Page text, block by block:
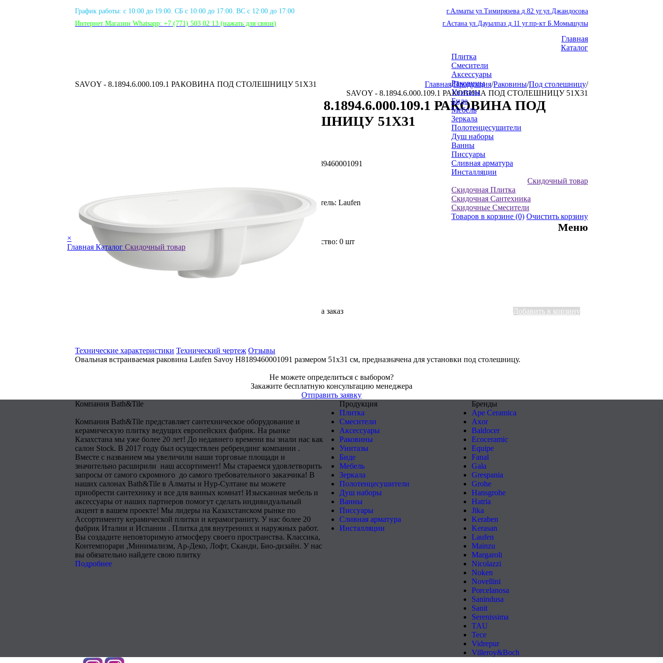
График работы: с 10:00 до 19:00. СБ с 10:00 до 17:00. ВС с 12:00 до 17:00
Интернет Магазин Whatsapp: +7 (771) 503 02 13 (нажать для связи)
г.Алматы ул.Тимирязева д.82 уг.ул.Джандосова
г.Астана ул.Дауылпаз д.11 уг.пр-кт Б.Момышулы
Главная
Каталог
Плитка
Смесители
Аксессуары
Раковины
Унитазы
Биде
Мебель
Зеркала
Полотенцесушители
Душ наборы
Ванны
Писсуары
Сливная арматура
Инсталляции
Скидочный товар
Скидочная Плитка
Скидочная Сантехника
Скидочные Смесители
Товаров в корзине (0) Очистить корзину
Меню
×
Главная Каталог Скидочный товар
SAVOY - 8.1894.6.000.109.1 РАКОВИНА ПОД СТОЛЕШНИЦУ 51X31 Главная/Продукция/Раковины/Под столешницу/
SAVOY - 8.1894.6.000.109.1 РАКОВИНА ПОД СТОЛЕШНИЦУ 51X31
SAVOY - 8.1894.6.000.109.1 РАКОВИНА ПОД
СТОЛЕШНИЦУ 51X31
Артикул: LFN_8189460001091
Фирма производитель: Laufen
Доступное количество: 0 шт
На заказ Добавить в корзину
Технические характеристики Технический чертеж Отзывы
Овальная встраиваемая раковина Laufen Savoy H8189460001091 размером 51x31 см, предназначена для установки под столешницу.
Не можете определиться с выбором?
Закажите бесплатную консультацию менеджера
Отправить заявку
Компания Bath&Tile
Компания Bath&Tile представляет сантехническое оборудование и
керамическую плитку ведущих европейских фабрик. На рынке
Казахстана мы уже более 20 лет! До недавнего времени вы знали нас как
салон Stock. В 2017 году был осуществлен ребрендинг компании .
Вместе с названием мы увеличили наши торговые площади и
значительно расширили наш ассортимент! Мы стараемся удовлетворить
запросы от самого скромного до самого требовательного заказчика! В
наших салонах Bath&Tile в Алматы и Нур-Султане вы можете
приобрести сантехнику и все для ванных комнат! Изысканная мебель и
аксессуары от наших партнеров помогут сделать индивидуальный
акцент в вашем проекте! Мы лидеры на Казахстанском рынке по
Ассортименту керамической плитки и керамограниту. У нас более 20
фабрик Италии и Испании . Плитка для внутренних и наружных работ.
Вы создадите неповторимую атмосферу своего пространства. Классика,
Контемпорари ,Минимализм, Ар-Деко, Лофт, Сканди, Био-дизайн. У нас
вы обязательно найдете свою плитку
Подробнее
Продукция
Плитка
Смесители
Аксессуары
Раковины
Унитазы
Биде
Мебель
Зеркала
Полотенцесушители
Душ наборы
Ванны
Писсуары
Сливная арматура
Инсталляции
Бренды
Ape Ceramica
Axor
Baldocer
Ecoceramic
Equipe
Fanal
Gala
Grespania
Grohe
Hansgrohe
Hatria
Jika
Keraben
Kerasan
Laufen
Mainzu
Margaroli
Nicolazzi
Noken
Novellini
Porcelanosa
Sanindusa
Sanit
Serenissima
TAU
Tece
Vidrepur
Villeroy&Boch